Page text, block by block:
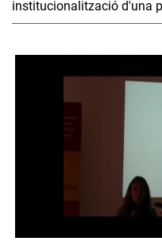
institucionalització d'una